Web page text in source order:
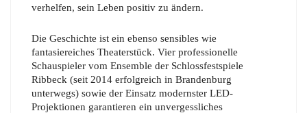
verhelfen, sein Leben positiv zu ändern.
Die Geschichte ist ein ebenso sensibles wie
fantasiereiches Theaterstück. Vier professionelle
Schauspieler vom Ensemble der Schlossfestspiele
Ribbeck (seit 2014 erfolgreich in Brandenburg
unterwegs) sowie der Einsatz modernster LED-
Projektionen garantieren ein unvergessliches